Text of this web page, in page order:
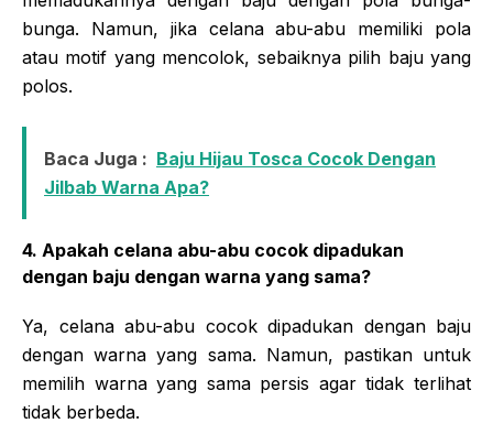
bunga. Namun, jika celana abu-abu memiliki pola
atau motif yang mencolok, sebaiknya pilih baju yang
polos.
Baca Juga : Baju Hijau Tosca Cocok Dengan
Jilbab Warna Apa?
4. Apakah celana abu-abu cocok dipadukan
dengan baju dengan warna yang sama?
Ya, celana abu-abu cocok dipadukan dengan baju
dengan warna yang sama. Namun, pastikan untuk
memilih warna yang sama persis agar tidak terlihat
tidak berbeda.